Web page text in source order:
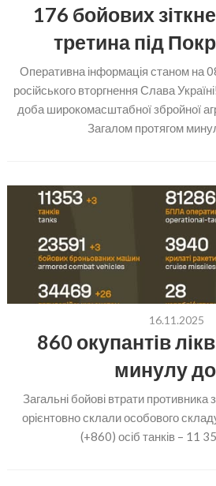
176 бойових
третина під
Оперативна інформація станом на
російського вторгнення Слава
доба широкомасштабної збройної
Загалом протягом
16.11.2025
860 окупантів
минулу
Загальні бойові втрати
орієнтовно склали особового
(+860) осіб танків – 11